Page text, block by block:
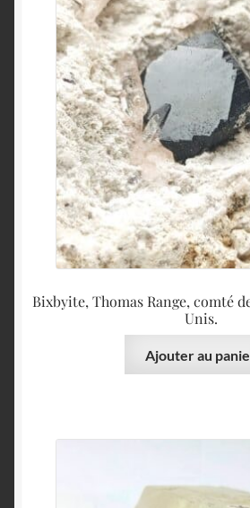
Bixbyite, Thomas Range, comté
Unis.
Ajouter au